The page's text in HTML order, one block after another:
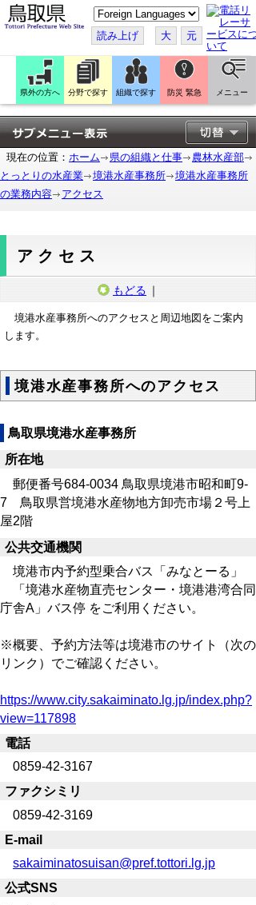
こ
の
ペ
ー
ジ
翻
訳
す
る
読み上げ 大 元
県外の方へ 分野で探す 組織で探す 防災 緊急 メニュー
現在の位置： ホーム 県の組織と仕事
農林水産部
とっとりの水産業
境港水産事務所
境港水産事務所
の業務内容
アクセス
アクセス
もどる ｜
境港水産事務所へのアクセスと周辺地図をご案内
します。
境港水産事務所へのアクセス
鳥取県境港水産事務所
所在地
郵便番号684-0034 鳥取県境港市昭和町9-
7 鳥取県営境港水産物地方卸売市場２号上
屋2階
公共交通機関
境港市内予約型乗合バス「みなとーる」
「境港水産物直売センター・境港港湾合同
庁舎A」バス停 をご利用ください。
※概要、予約方法等は境港市のサイト（次の
リンク）でご確認ください。
https://www.city.sakaiminato.lg.jp/index.php?
view=117898
電話
0859-42-3167
ファクシミリ
0859-42-3169
E-mail
sakaiminatosuisan@pref.tottori.lg.jp
公式SNS